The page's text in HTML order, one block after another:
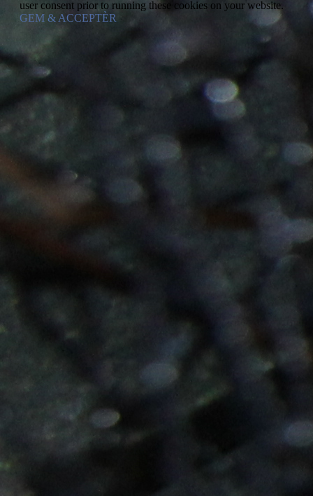
user consent prior to running these cookies on your website.
GEM & ACCEPTÈR